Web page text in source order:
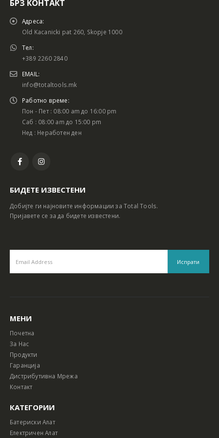
БРЗ КОНТАКТ
Адреса:
Old Kacanicki pat 260, Skopje 1000
Тел:
+389 2260 2840
EMAIL:
info@totaltools.mk
Работно време:
Пон - Пет : 08:00 am до 16:00 pm
Саб : 08:00 am до 15:00 pm
Нед : Неработен ден
БИДЕТЕ ИЗВЕСТЕНИ
Добијте ги најновите информации за Total Tools.
Пријавете се за да бидете известени.
МЕНИ
Почетна
За Нас
Продукти
Гаранција
Дистрибутивна Мрежа
Контакт
КАТЕГОРИИ
Батериски Алат
Електричен Алат